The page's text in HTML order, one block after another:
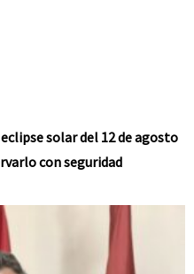
solar del 12 de agosto
con seguridad